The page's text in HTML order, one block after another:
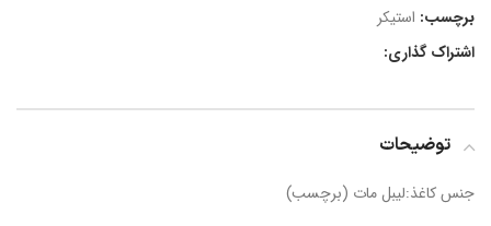
برچسب: استیکر
اشتراک گذاری:
توضیحات
جنس کاغذ:لیبل مات (برچسب)